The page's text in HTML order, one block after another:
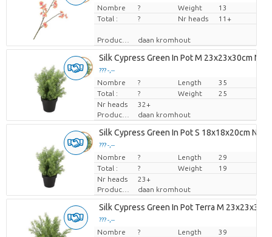
Prix par pièce
Nombre ? Weight
13
Total :
? Nr heads 11+
Producteur daan kromhout
Silk Cypress Green In Pot M 23x23x30cm Nm
??? -,--
Prix par pièce
Nombre ? Length
35
Total :
? Weight
25
Nr heads
32+
Producteur
daan kromhout
Silk Cypress Green In Pot S 18x18x20cm Nm
??? -,--
Prix par pièce
Nombre ? Length
29
Total :
? Weight
19
Nr heads
23+
Producteur
daan kromhout
Silk Cypress Green In Pot Terra M
??? -,--
Prix par pièce
Nombre ? Length
39